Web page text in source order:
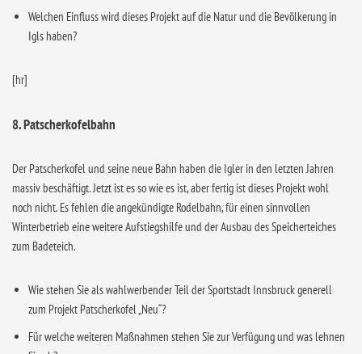
Welchen Einfluss wird dieses Projekt auf die Natur und die Bevölkerung in
Igls haben?
[hr]
8. Patscherkofelbahn
Der Patscherkofel und seine neue Bahn haben die Igler in den letzten Jahren
massiv beschäftigt. Jetzt ist es so wie es ist, aber fertig ist dieses Projekt wohl
noch nicht. Es fehlen die angekündigte Rodelbahn, für einen sinnvollen
Winterbetrieb eine weitere Aufstiegshilfe und der Ausbau des Speicherteiches
zum Badeteich.
Wie stehen Sie als wahlwerbender Teil der Sportstadt Innsbruck generell
zum Projekt Patscherkofel „Neu“?
Für welche weiteren Maßnahmen stehen Sie zur Verfügung und was lehnen